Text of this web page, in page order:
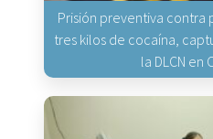
Prisión preventiva contra
tres kilos de cocaína,
la DLCN en